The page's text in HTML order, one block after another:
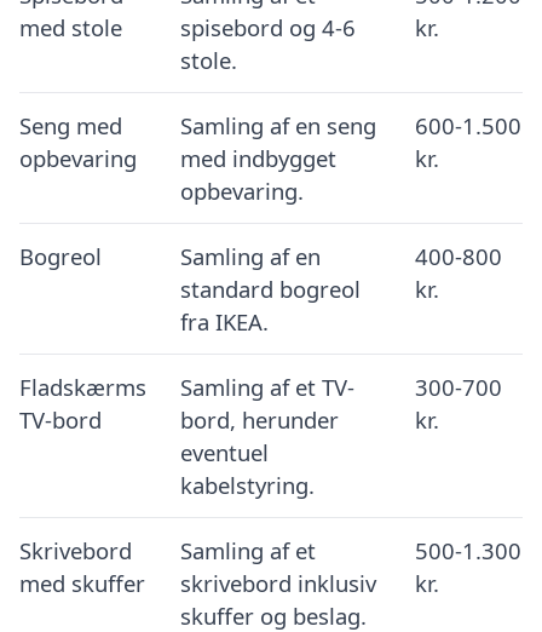
med stole
spisebord og 4-6
stole.
kr.
Seng med
opbevaring
Samling af en seng
med indbygget
opbevaring.
600-1.500
kr.
Bogreol
Samling af en
standard bogreol
fra IKEA.
400-800
kr.
Fladskærms
TV-bord
Samling af et TV-
bord, herunder
eventuel
kabelstyring.
300-700
kr.
Skrivebord
med skuffer
Samling af et
skrivebord inklusiv
skuffer og beslag.
500-1.300
kr.